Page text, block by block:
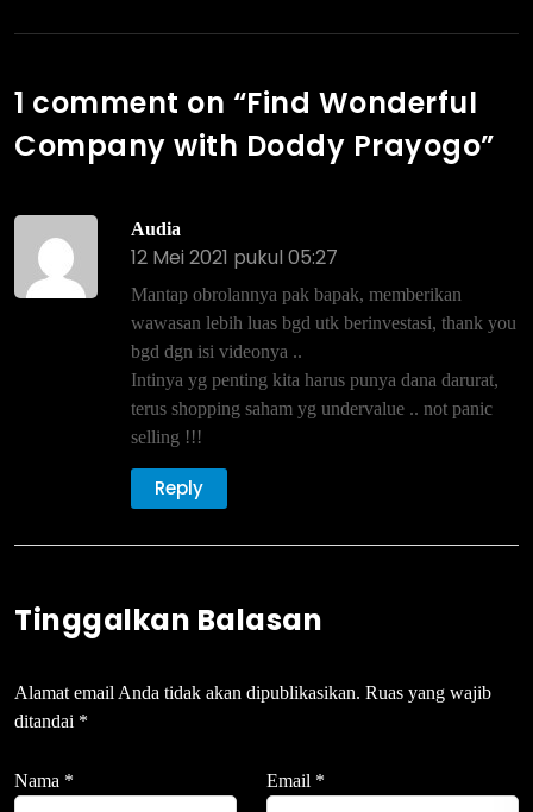
1 comment on “Find Wonderful
Company with Doddy Prayogo”
Audia
12 Mei 2021 pukul 05:27
Mantap obrolannya pak bapak, memberikan
wawasan lebih luas bgd utk berinvestasi, thank you
bgd dgn isi videonya ..
Intinya yg penting kita harus punya dana darurat,
terus shopping saham yg undervalue .. not panic
selling !!!
Reply
Tinggalkan Balasan
Alamat email Anda tidak akan dipublikasikan. Ruas yang wajib
ditandai *
Nama * Email *